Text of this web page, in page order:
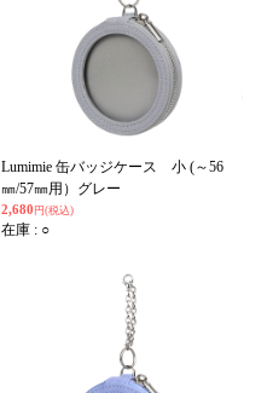
Lumimie 缶バッジケース 小 (～56
㎜/57㎜用）グレー
2,680 円(税込)
在庫 : ○